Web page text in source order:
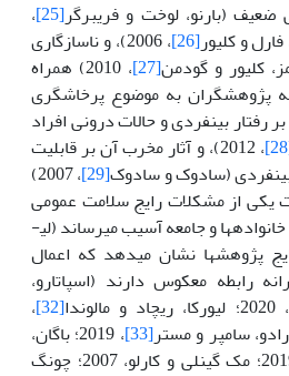
[25]
،
[26]
، 2006)، و ناسازگاری
کلیور و گودمن[27]
، 2010) همراه
پژوهشگران به موضوع پرخاشگری
رفتار بین­فردی و حالات درونی افراد
، 2012)، و آثار مخرب آن بر قابلیت
بین­فردی (سادوک و سادوک[29]
، 2007)
از مشکلات رایج سلامت عمومی
و جامعه آسیب می­رساند (لی­
نتایج پژوهش­ها نشان می­دهد که اعمال
رابطه معکوس دارند (اسپاتارو،
، 2020؛ لیورکا، ریچاد و مالوندا [32]
،
[33]
، 2019؛ باگان،
، 2019؛ مک گینلی و کارلو، 2007؛ چونگ